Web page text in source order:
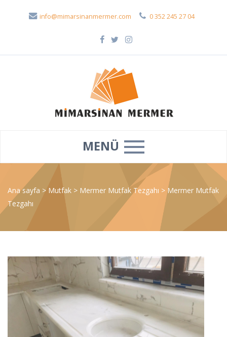
info@mimarsinanmermer.com 0 352 245 27 04
MENÜ
Ana sayfa > Mutfak > Mermer Mutfak Tezgahı > Mermer Mutfak
Tezgahı